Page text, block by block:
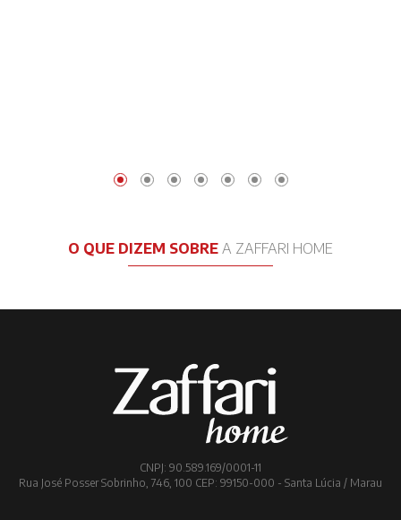
O QUE DIZEM SOBRE A ZAFFARI HOME
CNPJ: 90.589.169/0001-11
Rua José Posser Sobrinho, 746, 100 CEP: 99150-000 - Santa Lúcia / Marau